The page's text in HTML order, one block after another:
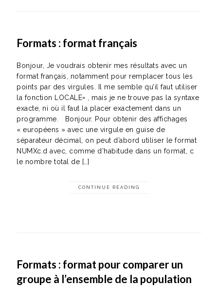
Formats : format français
Bonjour, Je voudrais obtenir mes résultats avec un
format français, notamment pour remplacer tous les
points par des virgules. Il me semble qu’il faut utiliser
la fonction LOCALE= , mais je ne trouve pas la syntaxe
exacte, ni où il faut la placer exactement dans un
programme. Bonjour. Pour obtenir des affichages
« européens » avec une virgule en guise de
séparateur décimal, on peut d’abord utiliser le format
NUMXc.d avec, comme d’habitude dans un format, c
le nombre total de […]
CONTINUE READING
Formats : format pour comparer un
groupe à l’ensemble de la population